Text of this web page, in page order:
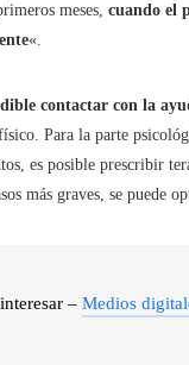
meses, cuando el
«.
contactar con la
Para la parte
es posible prescribir
más graves, se puede
– Medios